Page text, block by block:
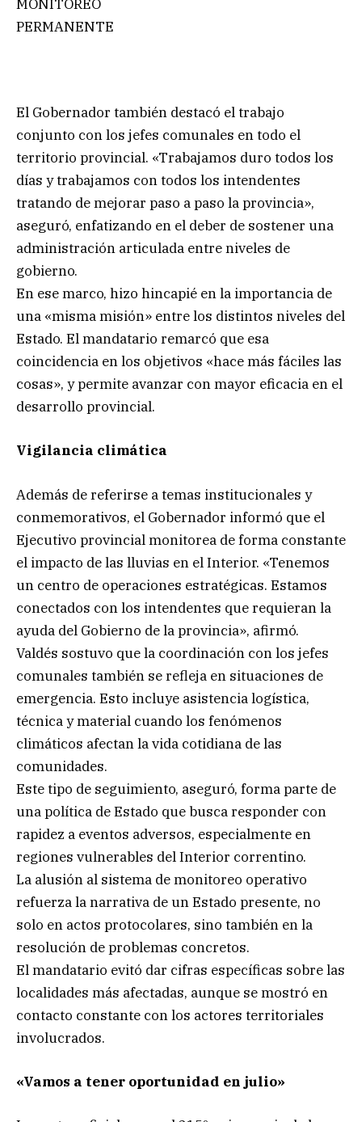
MONITOREO
PERMANENTE
El Gobernador también destacó el trabajo
conjunto con los jefes comunales en todo el
territorio provincial. «Trabajamos duro todos los
días y trabajamos con todos los intendentes
tratando de mejorar paso a paso la provincia»,
aseguró, enfatizando en el deber de sostener una
administración articulada entre niveles de
gobierno.
En ese marco, hizo hincapié en la importancia de
una «misma misión» entre los distintos niveles del
Estado. El mandatario remarcó que esa
coincidencia en los objetivos «hace más fáciles las
cosas», y permite avanzar con mayor eficacia en el
desarrollo provincial.
Vigilancia climática
Además de referirse a temas institucionales y
conmemorativos, el Gobernador informó que el
Ejecutivo provincial monitorea de forma constante
el impacto de las lluvias en el Interior. «Tenemos
un centro de operaciones estratégicas. Estamos
conectados con los intendentes que requieran la
ayuda del Gobierno de la provincia», afirmó.
Valdés sostuvo que la coordinación con los jefes
comunales también se refleja en situaciones de
emergencia. Esto incluye asistencia logística,
técnica y material cuando los fenómenos
climáticos afectan la vida cotidiana de las
comunidades.
Este tipo de seguimiento, aseguró, forma parte de
una política de Estado que busca responder con
rapidez a eventos adversos, especialmente en
regiones vulnerables del Interior correntino.
La alusión al sistema de monitoreo operativo
refuerza la narrativa de un Estado presente, no
solo en actos protocolares, sino también en la
resolución de problemas concretos.
El mandatario evitó dar cifras específicas sobre las
localidades más afectadas, aunque se mostró en
contacto constante con los actores territoriales
involucrados.
«Vamos a tener oportunidad en julio»